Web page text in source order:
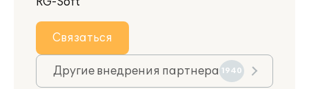
Связаться
Другие внедрения партнера 1940